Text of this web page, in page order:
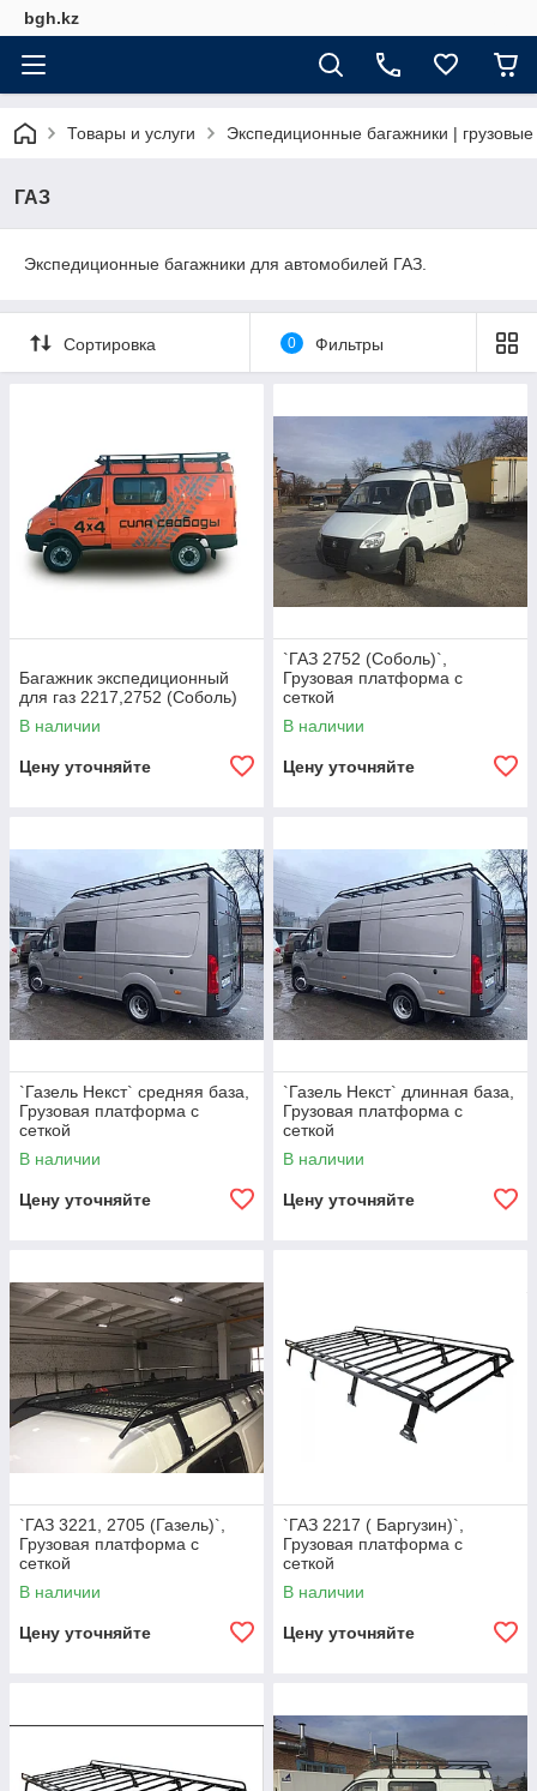
bgh.kz
Товары и услуги Экспедиционные багажники |
ГАЗ
Экспедиционные багажники для автомобилей ГАЗ.
Сортировка 0 Фильтры
Багажник экспедиционный
для газ 2217,2752 (Соболь)
В наличии
Цену уточняйте
`ГАЗ 2752 (Соболь)`,
Грузовая платформа с
сеткой
В наличии
Цену уточняйте
`Газель Некст` средняя база,
Грузовая платформа с
сеткой
В наличии
Цену уточняйте
`Газель Некст` длинная база,
Грузовая платформа с
сеткой
В наличии
Цену уточняйте
`ГАЗ 3221, 2705 (Газель)`,
Грузовая платформа с
сеткой
В наличии
Цену уточняйте
`ГАЗ 2217 ( Баргузин)`,
Грузовая платформа с
сеткой
В наличии
Цену уточняйте